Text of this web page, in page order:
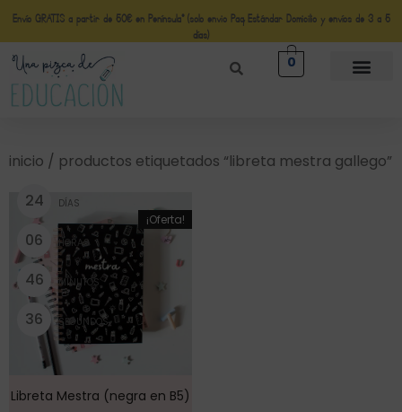
Envío GRATIS a partir de 50€ en Península* (solo envio Paq Estándar Domicilio y envíos de 3 a 5
días)
0
inicio / productos etiquetados “libreta mestra gallego”
¡Oferta!
24 DÍAS
06 HORAS
46 MINUTOS
36 SEGUNDOS
Libreta Mestra (negra en B5)